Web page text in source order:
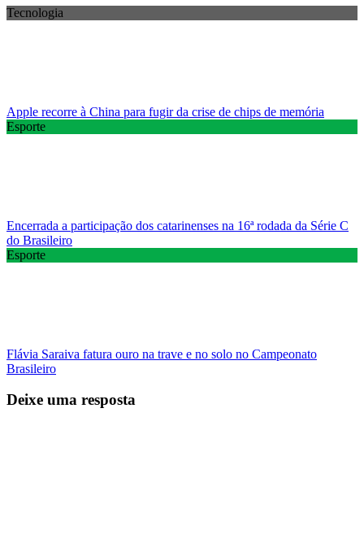
Tecnologia
Apple recorre à China para fugir da crise de chips de memória
Esporte
Encerrada a participação dos catarinenses na 16ª rodada da Série C
do Brasileiro
Esporte
Flávia Saraiva fatura ouro na trave e no solo no Campeonato
Brasileiro
Deixe uma resposta